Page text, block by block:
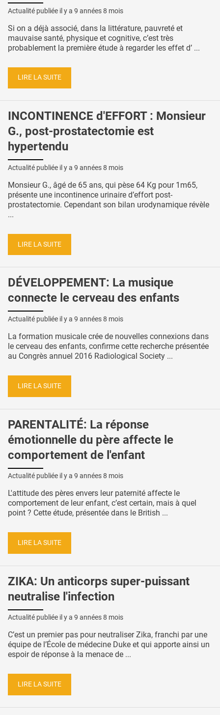
Actualité publiée il y a 9 années 8 mois
Si on a déjà associé, dans la littérature, pauvreté et
mauvaise santé, physique et cognitive, c’est très
probablement la première étude à regarder les effet d’ ...
LIRE LA SUITE
INCONTINENCE d'EFFORT : Monsieur
G., post-prostatectomie est
hypertendu
Actualité publiée il y a 9 années 8 mois
Monsieur G., âgé de 65 ans, qui pèse 64 Kg pour 1m65,
présente une incontinence urinaire d’effort post-
prostatectomie. Cependant son bilan urodynamique révèle
...
LIRE LA SUITE
DÉVELOPPEMENT: La musique
connecte le cerveau des enfants
Actualité publiée il y a 9 années 8 mois
La formation musicale crée de nouvelles connexions dans
le cerveau des enfants, confirme cette recherche présentée
au Congrès annuel 2016 Radiological Society ...
LIRE LA SUITE
PARENTALITÉ: La réponse
émotionnelle du père affecte le
comportement de l'enfant
Actualité publiée il y a 9 années 8 mois
L'attitude des pères envers leur paternité affecte le
comportement de leur enfant, c’est certain, mais à quel
point ? Cette étude, présentée dans le British ...
LIRE LA SUITE
ZIKA: Un anticorps super-puissant
neutralise l'infection
Actualité publiée il y a 9 années 8 mois
C’est un premier pas pour neutraliser Zika, franchi par une
équipe de l’École de médecine Duke et qui apporte ainsi un
espoir de réponse à la menace de ...
LIRE LA SUITE